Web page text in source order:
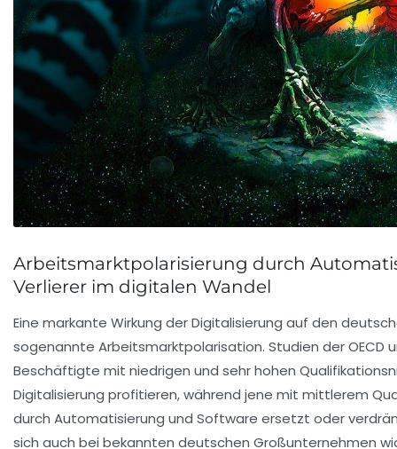
Arbeitsmarktpolarisierung durch
Verlierer im digitalen Wandel
Eine markante Wirkung der Digitalisierung auf den
sogenannte Arbeitsmarktpolarisation. Studien der OECD
Beschäftigte mit niedrigen und sehr hohen
Digitalisierung profitieren, während jene mit mittlerem
durch Automatisierung und Software ersetzt oder
sich auch bei bekannten deutschen Großunternehmen